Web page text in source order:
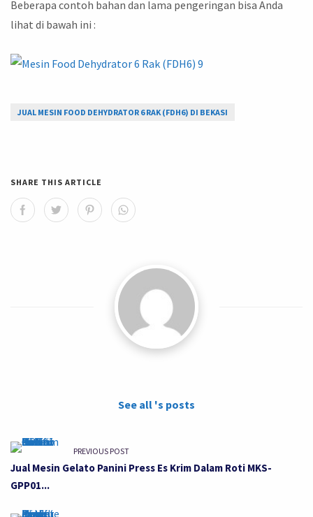
Beberapa contoh bahan dan lama pengeringan bisa Anda
lihat di bawah ini :
JUAL MESIN FOOD DEHYDRATOR 6 RAK (FDH6) DI BEKASI
SHARE THIS ARTICLE
See all 's posts
PREVIOUS POST
Jual Mesin Gelato Panini Press Es Krim Dalam Roti MKS-
GPP01...